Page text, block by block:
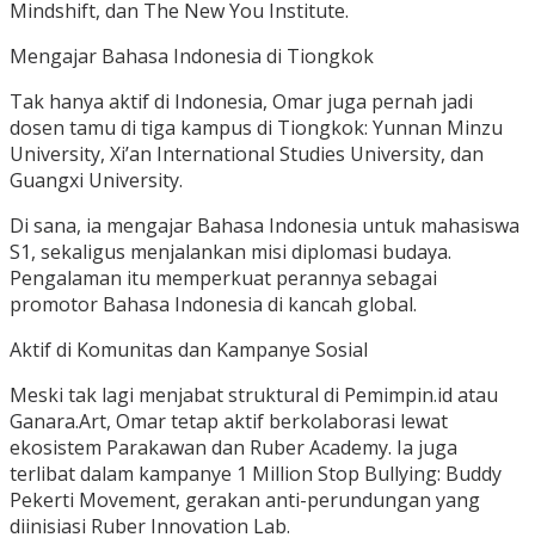
Mindshift, dan The New You Institute.
Mengajar Bahasa Indonesia di Tiongkok
Tak hanya aktif di Indonesia, Omar juga pernah jadi
dosen tamu di tiga kampus di Tiongkok: Yunnan Minzu
University, Xi’an International Studies University, dan
Guangxi University.
Di sana, ia mengajar Bahasa Indonesia untuk mahasiswa
S1, sekaligus menjalankan misi diplomasi budaya.
Pengalaman itu memperkuat perannya sebagai
promotor Bahasa Indonesia di kancah global.
Aktif di Komunitas dan Kampanye Sosial
Meski tak lagi menjabat struktural di Pemimpin.id atau
Ganara.Art, Omar tetap aktif berkolaborasi lewat
ekosistem Parakawan dan Ruber Academy. Ia juga
terlibat dalam kampanye 1 Million Stop Bullying: Buddy
Pekerti Movement, gerakan anti-perundungan yang
diinisiasi Ruber Innovation Lab.